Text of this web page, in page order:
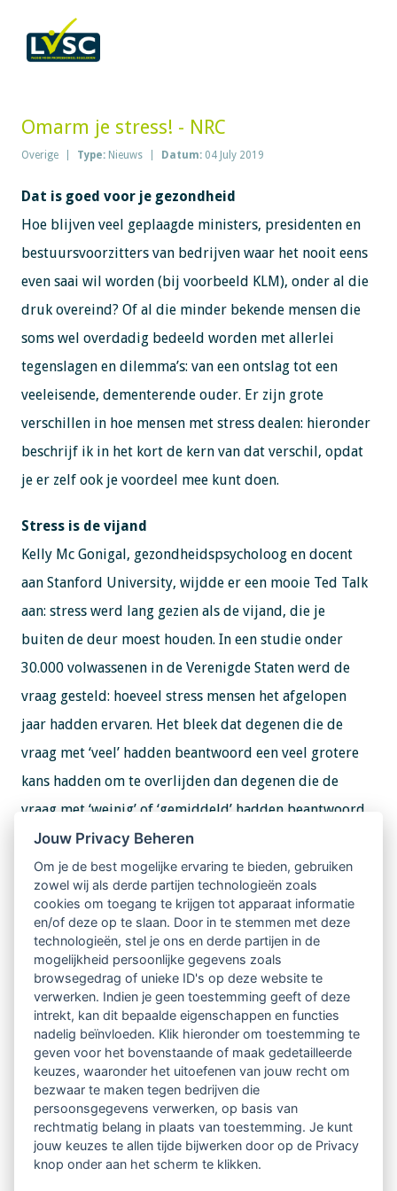
Omarm je stress! - NRC
Overige Type: Nieuws Datum: 04 July 2019
Dat is goed voor je gezondheid
Hoe blijven veel geplaagde ministers, presidenten en
bestuursvoorzitters van bedrijven waar het nooit eens
even saai wil worden (bij voorbeeld KLM), onder al die
druk overeind? Of al die minder bekende mensen die
soms wel overdadig bedeeld worden met allerlei
tegenslagen en dilemma’s: van een ontslag tot een
veeleisende, dementerende ouder. Er zijn grote
verschillen in hoe mensen met stress dealen: hieronder
beschrijf ik in het kort de kern van dat verschil, opdat
je er zelf ook je voordeel mee kunt doen.
Stress is de vijand
Kelly Mc Gonigal, gezondheidspsycholoog en docent
aan Stanford University, wijdde er een mooie Ted Talk
aan: stress werd lang gezien als de vijand, die je
buiten de deur moest houden. In een studie onder
30.000 volwassenen in de Verenigde Staten werd de
vraag gesteld: hoeveel stress mensen het afgelopen
jaar hadden ervaren. Het bleek dat degenen die de
vraag met ‘veel’ hadden beantwoord een veel grotere
kans hadden om te overlijden dan degenen die de
vraag met ‘weinig’ of ‘gemiddeld’ hadden beantwoord.
Het gevonden resultaat werd echter teniet gedaan
door hun antwoord op een tweede vraag: ‘Geloof je
dat stress gevaarlijk is voor je gezondheid?’. Opvallend
was dat degene die hoog scoorden op hoeveelheid
ervaren stress, maar de vraag met ‘nee’ beantwoord
hadden, het meest gezond bleken te zijn van de hele
onderzoeksgroep. Hun denken over stress maakte dat
de stress ook minder effect op hun lichaam had. De
fysieke stressreactie, onder andere het samentrekken
van de bloedvaten, was milder.
Jouw Privacy Beheren
Om je de best mogelijke ervaring te bieden, gebruiken
zowel wij als derde partijen technologieën zoals
cookies om toegang te krijgen tot apparaat informatie
en/of deze op te slaan. Door in te stemmen met deze
technologieën, stel je ons en derde partijen in de
mogelijkheid persoonlijke gegevens zoals
browsegedrag of unieke ID's op deze website te
verwerken. Indien je geen toestemming geeft of deze
intrekt, kan dit bepaalde eigenschappen en functies
nadelig beïnvloeden. Klik hieronder om toestemming te
geven voor het bovenstaande of maak gedetailleerde
keuzes, waaronder het uitoefenen van jouw recht om
bezwaar te maken tegen bedrijven die
persoonsgegevens verwerken, op basis van
rechtmatig belang in plaats van toestemming. Je kunt
jouw keuzes te allen tijde bijwerken door op de Privacy
knop onder aan het scherm te klikken.